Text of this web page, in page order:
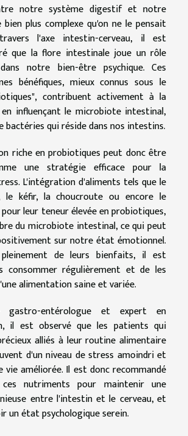
notre système digestif et notre
bien plus complexe qu'on ne le pensait
l'axe intestin-cerveau, il est
que la flore intestinale joue un rôle
notre bien-être psychique. Ces
bénéfiques, mieux connus sous le
contribuent activement à la
influençant le microbiote intestinal,
bactéries qui réside dans nos intestins.
riche en probiotiques peut donc être
une stratégie efficace pour la
L'intégration d'aliments tels que le
le kéfir, la choucroute ou encore le
leur teneur élevée en probiotiques,
du microbiote intestinal, ce qui peut
sur notre état émotionnel.
de leurs bienfaits, il est
consommer régulièrement et de les
alimentation saine et variée.
entérologue et expert en
il est observé que les patients qui
alliés à leur routine alimentaire
d'un niveau de stress amoindri et
vie améliorée. Il est donc recommandé
nutriments pour maintenir une
entre l'intestin et le cerveau, et
un état psychologique serein.